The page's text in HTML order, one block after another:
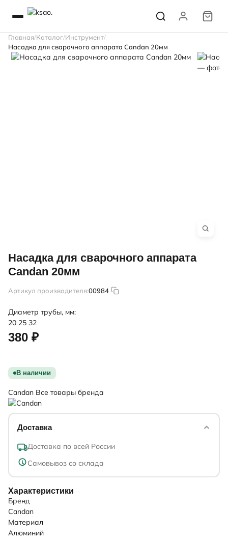
Главная Каталог Инструмент
Насадка для сварочного аппарата Candan 20мм
Насадка для сварочного аппарата
Candan 20мм
Артикул производителя:00984
Диаметр трубы, мм:
20 25 32
380 ₽
В наличии
Candan Все товары бренда
Доставка
Доставка по всей России
Самовывоз со склада
Характеристики
Бренд
Candan
Материал
Алюминий